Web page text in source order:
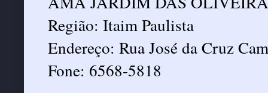
Região: Itaim Paulista
Endereço: Rua José da Cruz
Fone: 6568-5818